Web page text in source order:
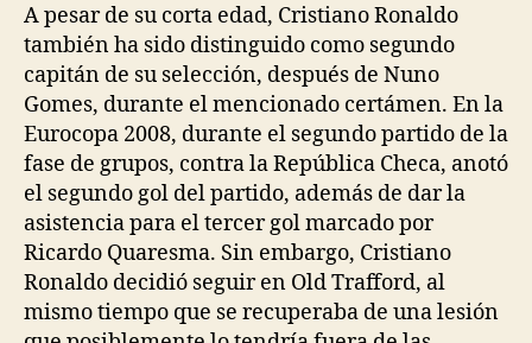
A pesar de su corta edad, Cristiano Ronaldo
también ha sido distinguido como segundo
capitán de su selección, después de Nuno
Gomes, durante el mencionado certámen. En la
Eurocopa 2008, durante el segundo partido de la
fase de grupos, contra la República Checa, anotó
el segundo gol del partido, además de dar la
asistencia para el tercer gol marcado por
Ricardo Quaresma. Sin embargo, Cristiano
Ronaldo decidió seguir en Old Trafford, al
mismo tiempo que se recuperaba de una lesión